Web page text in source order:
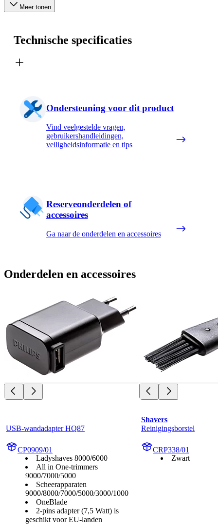
Meer tonen
Technische specificaties
Ondersteuning voor dit product
Vind veelgestelde vragen,
gebruikershandleidingen,
veiligheidsinformatie en tips
Reserveonderdelen of
accessoires
Ga naar de onderdelen en accessoires
Onderdelen en accessoires
USB-wandadapter HQ87
CP0909/01
Ladyshaves 8000/6000
All in One-trimmers
9000/7000/5000
Scheerapparaten
9000/8000/7000/5000/3000/1000
OneBlade
2-pins adapter (7,5 Watt) is
geschikt voor EU-landen
Shavers
Reinigingsborstel
CRP338/01
Zwart